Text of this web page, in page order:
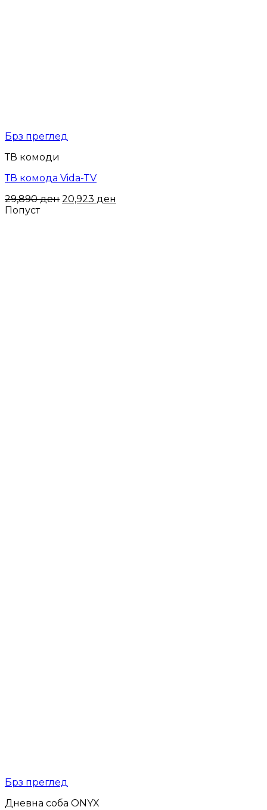
Брз преглед
ТВ комоди
ТВ комода Vida-TV
29,890ден 20,923 ден
Попуст
Брз преглед
Дневна соба ONYX